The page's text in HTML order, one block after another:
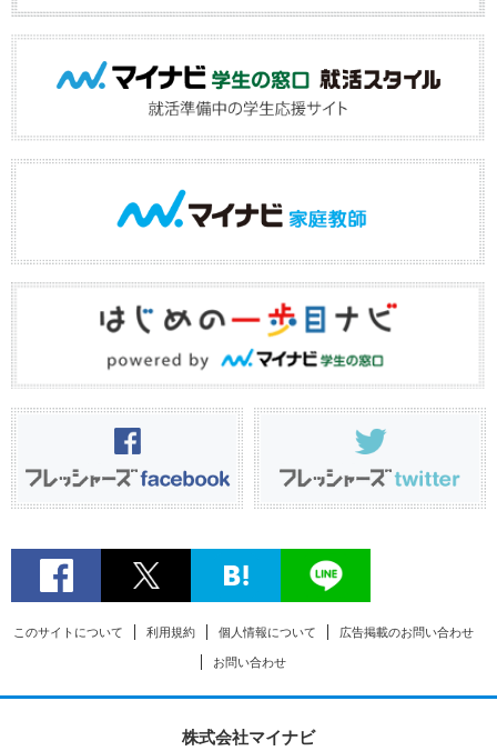
このサイトについて 利用規約 個人情報について 広告掲載のお問い合わせ
お問い合わせ
株式会社マイナビ